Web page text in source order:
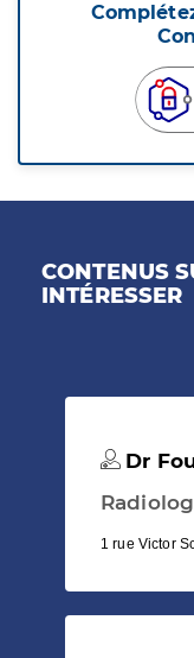
CONTENUS
INTÉRESSER
Dr
1 rue Victor